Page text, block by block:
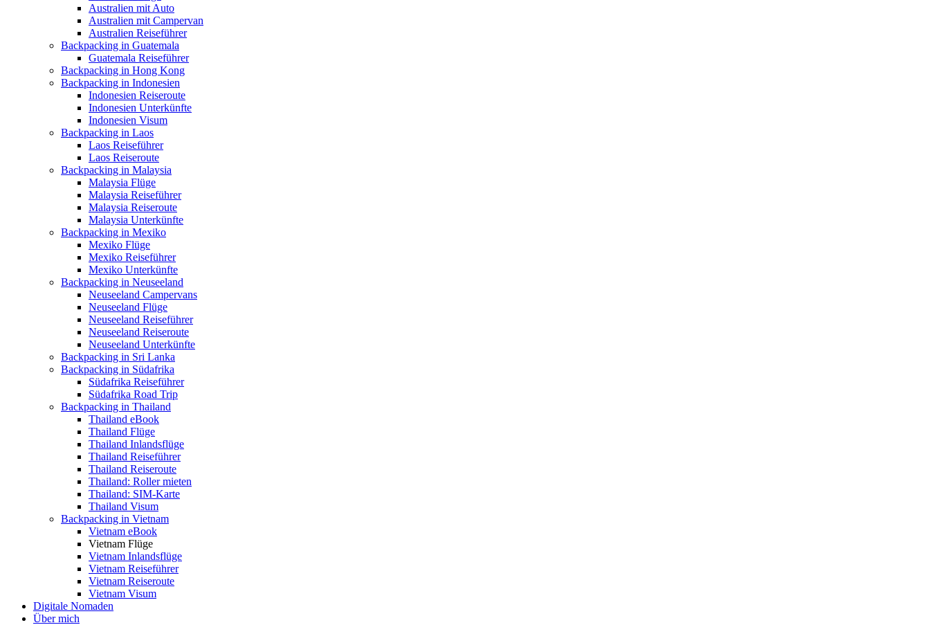
Australien mit Auto
Australien mit Campervan
Australien Reiseführer
Backpacking in Guatemala
Guatemala Reiseführer
Backpacking in Hong Kong
Backpacking in Indonesien
Indonesien Reiseroute
Indonesien Unterkünfte
Indonesien Visum
Backpacking in Laos
Laos Reiseführer
Laos Reiseroute
Backpacking in Malaysia
Malaysia Flüge
Malaysia Reiseführer
Malaysia Reiseroute
Malaysia Unterkünfte
Backpacking in Mexiko
Mexiko Flüge
Mexiko Reiseführer
Mexiko Unterkünfte
Backpacking in Neuseeland
Neuseeland Campervans
Neuseeland Flüge
Neuseeland Reiseführer
Neuseeland Reiseroute
Neuseeland Unterkünfte
Backpacking in Sri Lanka
Backpacking in Südafrika
Südafrika Reiseführer
Südafrika Road Trip
Backpacking in Thailand
Thailand eBook
Thailand Flüge
Thailand Inlandsflüge
Thailand Reiseführer
Thailand Reiseroute
Thailand: Roller mieten
Thailand: SIM-Karte
Thailand Visum
Backpacking in Vietnam
Vietnam eBook
Vietnam Flüge
Vietnam Inlandsflüge
Vietnam Reiseführer
Vietnam Reiseroute
Vietnam Visum
Digitale Nomaden
Über mich